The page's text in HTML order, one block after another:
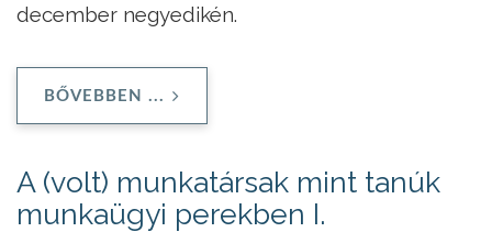
december negyedikén.
BŐVEBBEN ...
A (volt) munkatársak mint tanúk
munkaügyi perekben I.